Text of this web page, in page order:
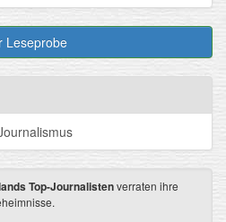
Leseprobe
Top-Journalistenverraten ihre